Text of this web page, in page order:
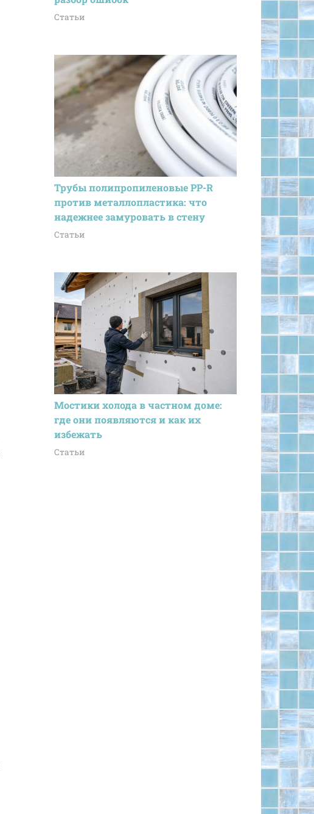
Статьи
Трубы полипропиленовые PP-R
против металлопластика: что
надежнее замуровать в стену
Статьи
Мостики холода в частном доме:
где они появляются и как их
избежать
Статьи